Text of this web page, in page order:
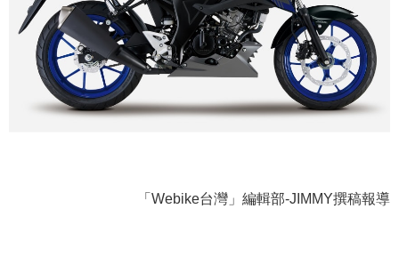
「Webike台灣」編輯部-JIMMY撰稿報導